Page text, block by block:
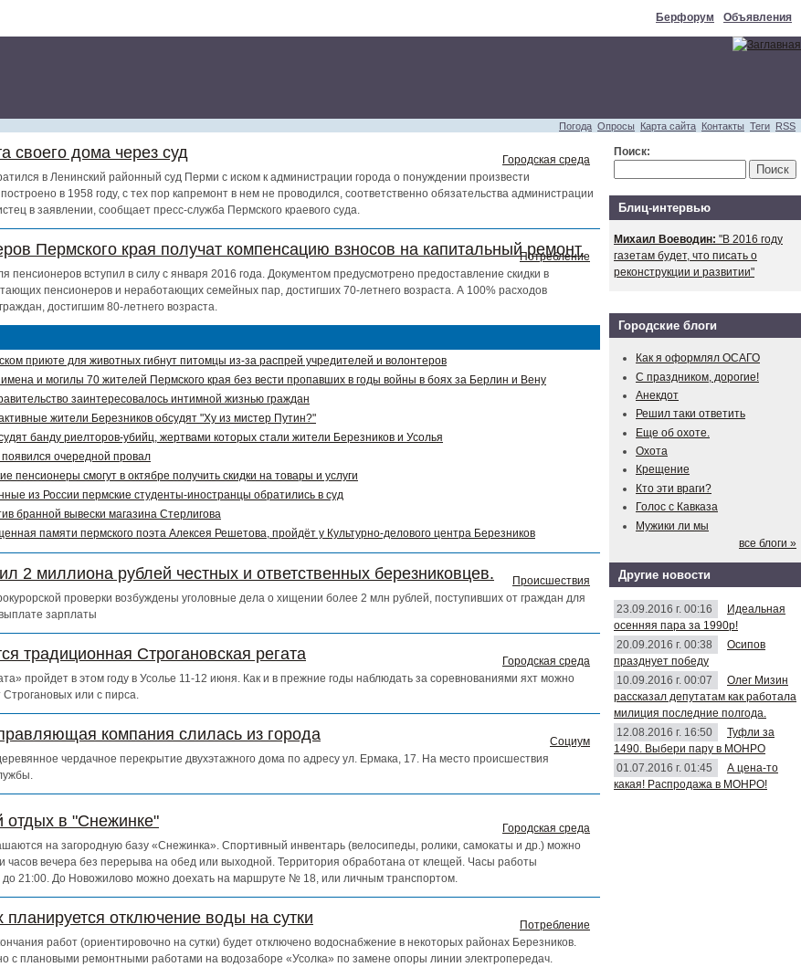
Берфорум Объявления
Погода Опросы Карта сайта Контакты Теги RSS
своего дома через суд
Городская среда
в Ленинский районный суд Перми с иском к администрации города о понуждении произвести
в 1958 году, с тех пор капремонт в нем не проводился, соответственно обязательства администрации
в заявлении, сообщает пресс-служба Пермского краевого суда.
Пермского края получат компенсацию взносов на капитальный ремонт.
Потребление
пенсионеров вступил в силу с января 2016 года. Документом предусмотрено предоставление скидки в
пенсионеров и неработающих семейных пар, достигших 70-летнего возраста. А 100% расходов
достигшим 80-летнего возраста.
приюте для животных гибнут питомцы из-за распрей учредителей и волонтеров
и могилы 70 жителей Пермского края без вести пропавших в годы войны в боях за Берлин и Вену
заинтересовалось интимной жизнью граждан
жители Березников обсудят "Ху из мистер Путин?"
банду риелторов-убийц, жертвами которых стали жители Березников и Усолья
очередной провал
пенсионеры смогут в октябре получить скидки на товары и услуги
из России пермские студенты-иностранцы обратились в суд
бранной вывески магазина Стерлигова
памяти пермского поэта Алексея Решетова, пройдёт у Культурно-делового центра Березников
2 миллиона рублей честных и ответственных березниковцев.
Происшествия
проверки возбуждены уголовные дела о хищении более 2 млн рублей, поступивших от граждан для
зарплаты
традиционная Строгановская регата
Городская среда
пройдет в этом году в Усолье 11-12 июня. Как и в прежние годы наблюдать за соревнованиями яхт можно
или с пирса.
компания слилась из города
Социум
чердачное перекрытие двухэтажного дома по адресу ул. Ермака, 17. На место происшествия
отдых в "Снежинке"
Городская среда
на загородную базу «Снежинка». Спортивный инвентарь (велосипеды, ролики, самокаты и др.) можно
часов вечера без перерыва на обед или выходной. Территория обработана от клещей. Часы работы
до 21:00. До Новожилово можно доехать на маршруте № 18, или личным транспортом.
отключение воды на сутки
Потребление
работ (ориентировочно на сутки) будет отключено водоснабжение в некоторых районах Березников.
с плановыми ремонтными работами на водозаборе «Усолка» по замене опоры линии электропередач.
Поиск:
Блиц-интервью
Михаил Воеводин: "В 2016 году
газетам будет, что писать о
реконструкции и развитии"
Городские блоги
Как я оформлял ОСАГО
С праздником, дорогие!
Анекдот
Решил таки ответить
Еще об охоте.
Охота
Крещение
Кто эти враги?
Голос с Кавказа
Мужики ли мы
все блоги »
Другие новости
23.09.2016 г. 00:16
Идеальная
осенняя пара за 1990р!
20.09.2016 г. 00:38
Осипов
празднует победу
10.09.2016 г. 00:07
Олег Мизин
рассказал депутатам как работала
милиция последние полгода.
12.08.2016 г. 16:50
Туфли за
1490. Выбери пару в МОНРО
01.07.2016 г. 01:45
А цена-то
какая! Распродажа в МОНРО!